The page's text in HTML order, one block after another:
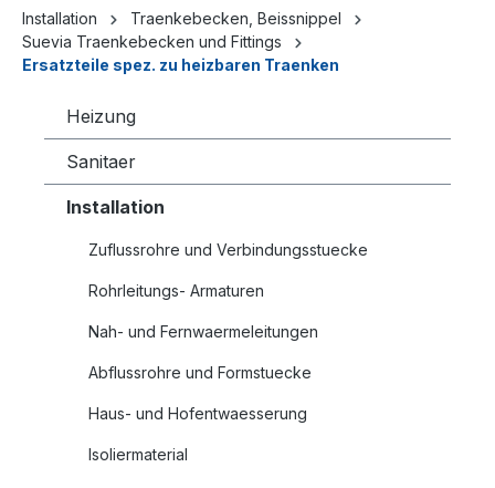
Installation
Traenkebecken, Beissnippel
Suevia Traenkebecken und Fittings
Ersatzteile spez. zu heizbaren Traenken
Heizung
Sanitaer
Installation
Zuflussrohre und Verbindungsstuecke
Rohrleitungs- Armaturen
Nah- und Fernwaermeleitungen
Abflussrohre und Formstuecke
Haus- und Hofentwaesserung
Isoliermaterial